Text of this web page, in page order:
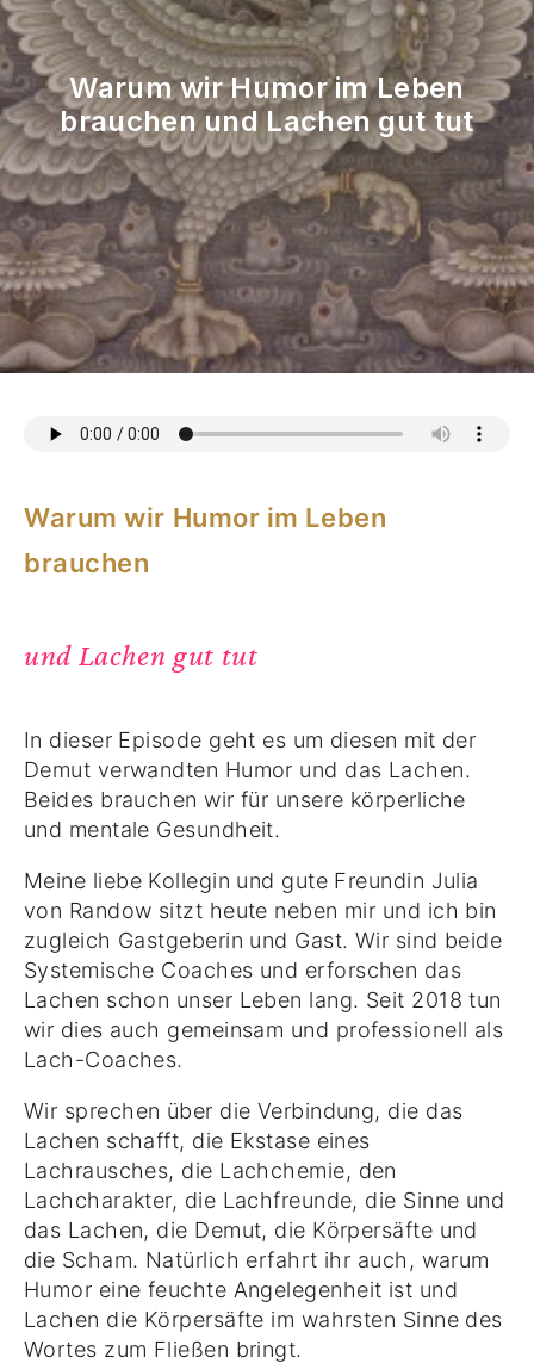
Warum wir Humor im Leben
brauchen und Lachen gut tut
Warum wir Humor im Leben
brauchen
und Lachen gut tut
In dieser Episode geht es um diesen mit der
Demut verwandten Humor und das Lachen.
Beides brauchen wir für unsere körperliche
und mentale Gesundheit.
Meine liebe Kollegin und gute Freundin Julia
von Randow sitzt heute neben mir und ich bin
zugleich Gastgeberin und Gast. Wir sind beide
Systemische Coaches und erforschen das
Lachen schon unser Leben lang. Seit 2018 tun
wir dies auch gemeinsam und professionell als
Lach-Coaches.
Wir sprechen über die Verbindung, die das
Lachen schafft, die Ekstase eines
Lachrausches, die Lachchemie, den
Lachcharakter, die Lachfreunde, die Sinne und
das Lachen, die Demut, die Körpersäfte und
die Scham. Natürlich erfahrt ihr auch, warum
Humor eine feuchte Angelegenheit ist und
Lachen die Körpersäfte im wahrsten Sinne des
Wortes zum Fließen bringt.